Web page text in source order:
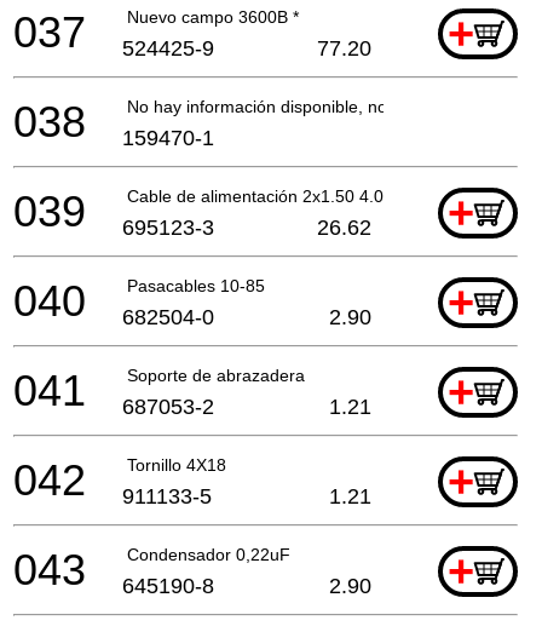
Nuevo campo 3600B * +
037 524425-9 77.20
No hay información disponible, no se puede pedir
038 159470-1
Cable de alimentación 2x1.50 4.0mtr +
039 695123-3 26.62
Pasacables 10-85 +
040 682504-0 2.90
Soporte de abrazadera +
041 687053-2 1.21
Tornillo 4X18 +
042 911133-5 1.21
Condensador 0,22uF +
043 645190-8 2.90